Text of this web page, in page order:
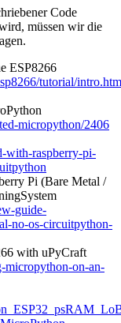
Code
müssen wir die
ESP8266
tutorial/
micropython/2406
with-raspberry-pi-
Pi (Bare Metal /
guide-
no-os-circuitpython-
with uPyCraft
micropython-on-an-